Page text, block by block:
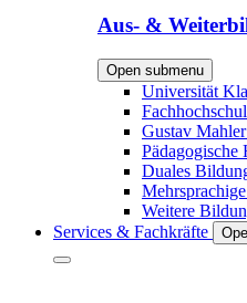
Aus- &
Open submenu
Universität
Gustav
Pädagogische
Duales
Weitere
Services & Fachkräfte